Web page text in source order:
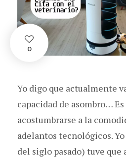
0
Yo digo que actualmente
capacidad de asombro…
acostumbrarse a la
adelantos tecnológicos.
del siglo pasado) tuve que